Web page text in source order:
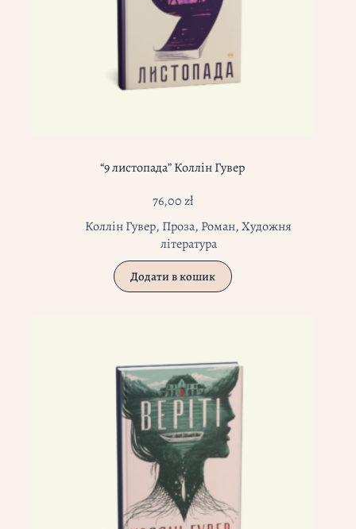
“9 листопада” Коллін Гувер
76,00zł
Коллін Гувер, Проза, Роман,Художня
література
Додати в кошик